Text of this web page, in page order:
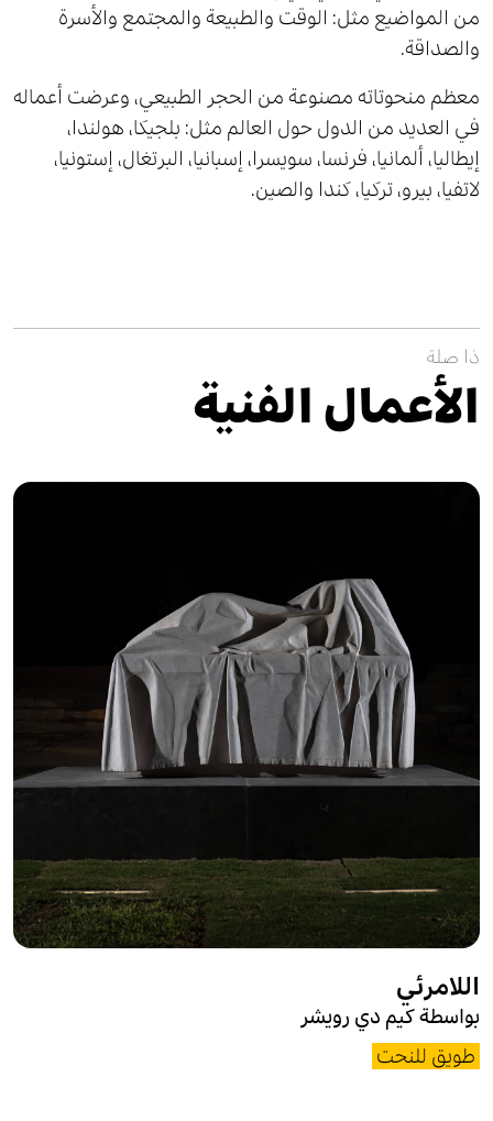
من المواضيع مثل: الوقت والطبيعة والمجتمع والأسرة
والصداقة.
معظم منحوتاته مصنوعة من الحجر الطبيعي، وعرضت أعماله
في العديد من الدول حول العالم مثل: بلجيكا، هولندا،
إيطاليا، ألمانيا، فرنسا، سويسرا، إسبانيا، البرتغال، إستونيا،
لاتفيا، بيرو، تركيا، كندا والصين.
ذا صلة
الأعمال الفنية
اللامرئي
بواسطة كيم دي رويشر
طويق للنحت